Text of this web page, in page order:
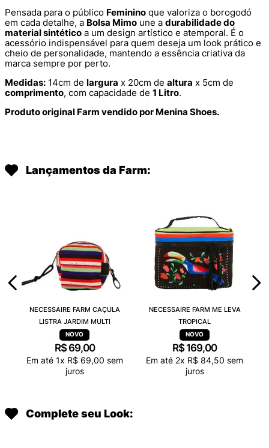
Pensada para o público Feminino que valoriza o borogodó
em cada detalhe, a Bolsa Mimo une a durabilidade do
material sintético a um design artístico e atemporal. É o
acessório indispensável para quem deseja um look prático e
cheio de personalidade, mantendo a essência criativa da
marca sempre por perto.
Medidas: 14cm de largura x 20cm de altura x 5cm de
comprimento, com capacidade de 1 Litro.
Produto original Farm vendido por Menina Shoes.
Lançamentos da Farm:
NECESSAIRE FARM CAÇULA
LISTRA JARDIM MULTI
R$ 69,00
Em até 1x R$ 69,00 sem
juros
NECESSAIRE FARM ME LEVA
TROPICAL
R$ 169,00
Em até 2x R$ 84,50 sem
juros
Complete seu Look: